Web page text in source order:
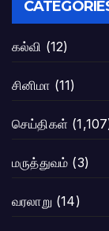
கல்வி (12)
சினிமா (11)
செய்திகள்
மருத்துவம் (3)
வரலாறு (14)